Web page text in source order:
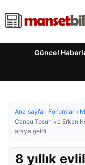
Güncel
Ana sayfa › Forumlar ›
Cansu Tosun ve Erkan
araya geldi
8 yıllık